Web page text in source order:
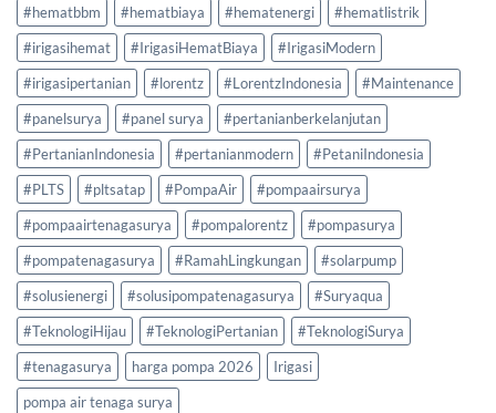
#hematbbm
#hematbiaya #hematenergi
#hematlistrik
#irigasihemat
#IrigasiHematBiaya
#IrigasiModern
#irigasipertanian
#lorentz #LorentzIndonesia
#Maintenance
#panelsurya
#panel surya
#pertanianberkelanjutan
#PertanianIndonesia
#pertanianmodern
#PetaniIndonesia
#PLTS
#pltsatap #PompaAir
#pompaairsurya
#pompaairtenagasurya
#pompalorentz
#pompasurya
#pompatenagasurya
#RamahLingkungan
#solarpump
#solusienergi
#solusipompatenagasurya
#Suryaqua
#TeknologiHijau
#TeknologiPertanian
#TeknologiSurya
#tenagasurya
harga pompa 2026
Irigasi
pompa air tenaga surya